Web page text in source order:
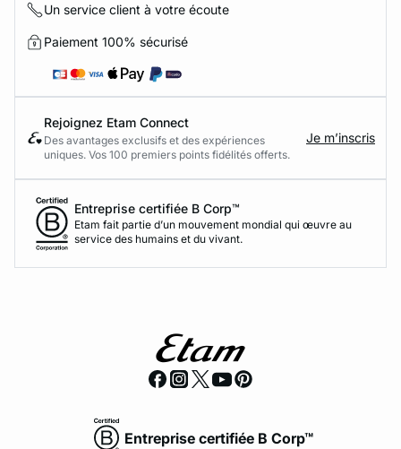
Un service client à votre écoute
Paiement 100% sécurisé
Rejoignez Etam Connect
Des avantages exclusifs et des expériences
uniques. Vos 100 premiers points fidélités offerts.
Je m’inscris
Entreprise certifiée B Corp™
Etam fait partie d’un mouvement mondial qui œuvre au
service des humains et du vivant.
Entreprise certifiée B Corp™